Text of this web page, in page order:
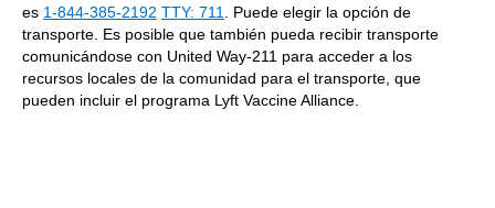
es 1-844-385-2192 TTY: 711
. Puede elegir la opción de
transporte. Es posible que también pueda recibir transporte
comunicándose con United Way-211 para acceder a los
recursos locales de la comunidad para el transporte, que
pueden incluir el programa Lyft Vaccine Alliance.